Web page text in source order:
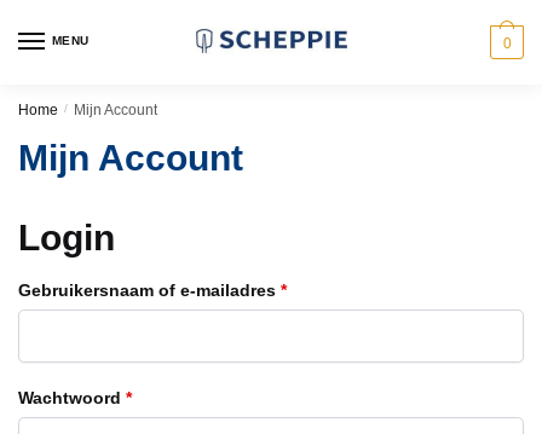
MENU 0
Home / Mijn Account
Mijn Account
Login
Gebruikersnaam of e-mailadres *Vereist
Wachtwoord *Vereist